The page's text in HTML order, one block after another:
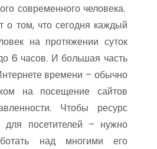
современного человека.
о том, что сегодня каждый
на протяжении суток
6 часов. И большая часть
времени – обычно
на посещение сайтов
Чтобы ресурс
посетителей – нужно
над многими его